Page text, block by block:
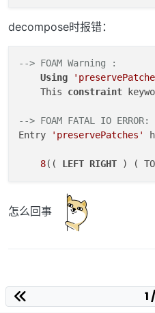
decompose时报错：
--> FOAM Warning :
Using
    This
constraint
--> FOAM FATAL IO ERROR:
Entry
'preservePatches'
8(( LEFT RIGHT
怎么回事
1